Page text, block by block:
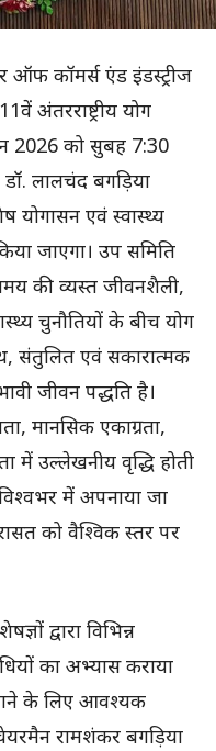
कॉमर्स एंड इंडस्ट्रीज
अंतरराष्ट्रीय योग
2026 को सुबह 7:30
लालचंद बगड़िया
योगासन एवं स्वास्थ्य
जाएगा। उप समिति
की व्यस्त जीवनशैली,
चुनौतियों के बीच योग
संतुलित एवं सकारात्मक
जीवन पद्धति है।
मानसिक एकाग्रता,
में उल्लेखनीय वृद्धि होती
में अपनाया जा
को वैश्विक स्तर पर
द्वारा विभिन्न
का अभ्यास कराया
के लिए आवश्यक
रामशंकर बगड़िया